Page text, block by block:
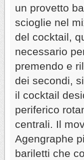
un provetto
scioglie nel
del cocktail,
necessario
premendo e
dei secondi,
il cocktail
periferico
centrali. Il
Agengraphe
bariletti che